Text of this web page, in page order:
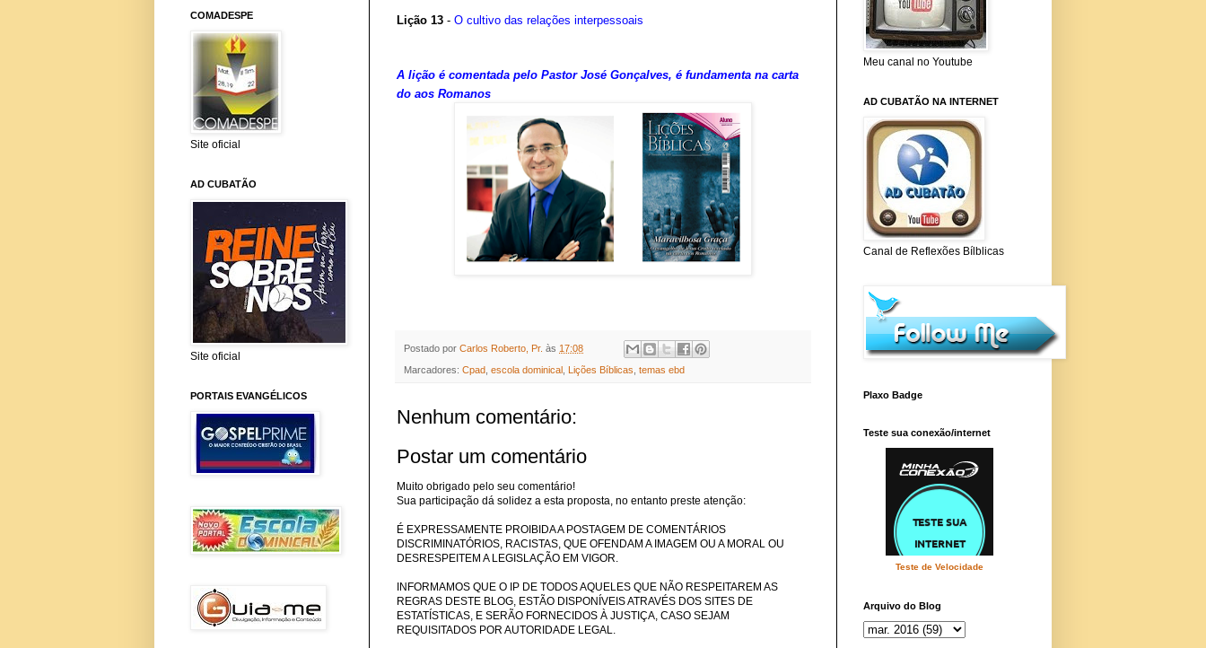
Lição 13 - O cultivo das relações interpessoais
A lição é comentada pelo Pastor José Gonçalves, é fundamenta na carta
do aos Romanos
Postado por Carlos Roberto, Pr. às 17:08
Marcadores: Cpad escola dominical Lições Bíblicas temas ebd
Nenhum comentário:
Postar um comentário
Muito obrigado pelo seu comentário!
Sua participação dá solidez a esta proposta, no entanto preste atenção:
É EXPRESSAMENTE PROIBIDA A POSTAGEM DE COMENTÁRIOS
DISCRIMINATÓRIOS, RACISTAS, QUE OFENDAM A IMAGEM OU A MORAL OU
DESRESPEITEM A LEGISLAÇÃO EM VIGOR.
INFORMAMOS QUE O IP DE TODOS AQUELES QUE NÃO RESPEITAREM AS
REGRAS DESTE BLOG, ESTÃO DISPONÍVEIS ATRAVÉS DOS SITES DE
ESTATÍSTICAS, E SERÃO FORNECIDOS À JUSTIÇA, CASO SEJAM
REQUISITADOS POR AUTORIDADE LEGAL.
COMADESPE
Site oficial
AD CUBATÃO
Site oficial
PORTAIS EVANGÉLICOS
Meu canal no Youtube
AD CUBATÃO NA INTERNET
Canal de Reflexões Bílblicas
Plaxo Badge
Teste sua conexão/internet
Teste de Velocidade
Arquivo do Blog